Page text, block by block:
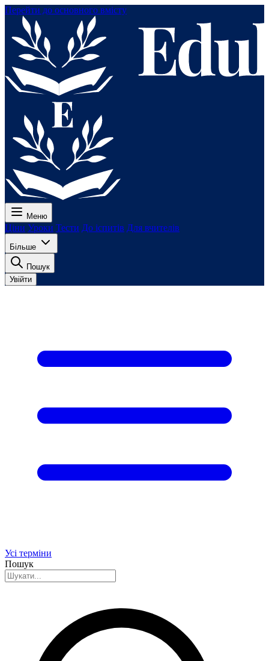
Перейти до основного вмісту
Меню
Ціни Уроки Тести До іспитів Для вчителів
Більше
Пошук
Увійти
Усі терміни
Пошук